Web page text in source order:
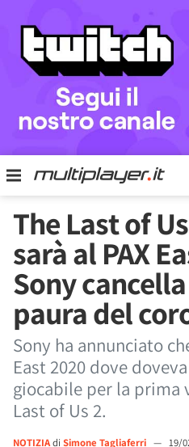
The Last of
sarà al PAX
Sony
paura del
Sony ha annunciato
East 2020 dove
giocabile per la prima
Last of Us 2.
NOTIZIAdi Simone Tagliaferri — 19/